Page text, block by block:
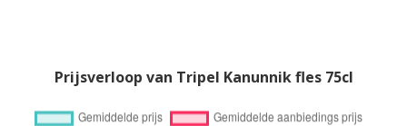
Prijsverloop van Tripel Kanunnik fles 75cl